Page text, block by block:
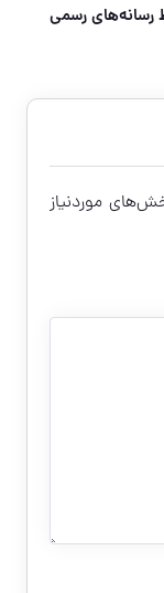
رسانه‌های رسمی
موردنیاز